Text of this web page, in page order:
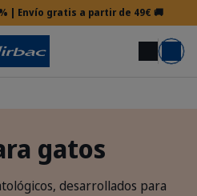
| Envío gratis a partir de 49€ 🚚
Mi cuenta Carrito
ayuda?
gatos
desarrollados para